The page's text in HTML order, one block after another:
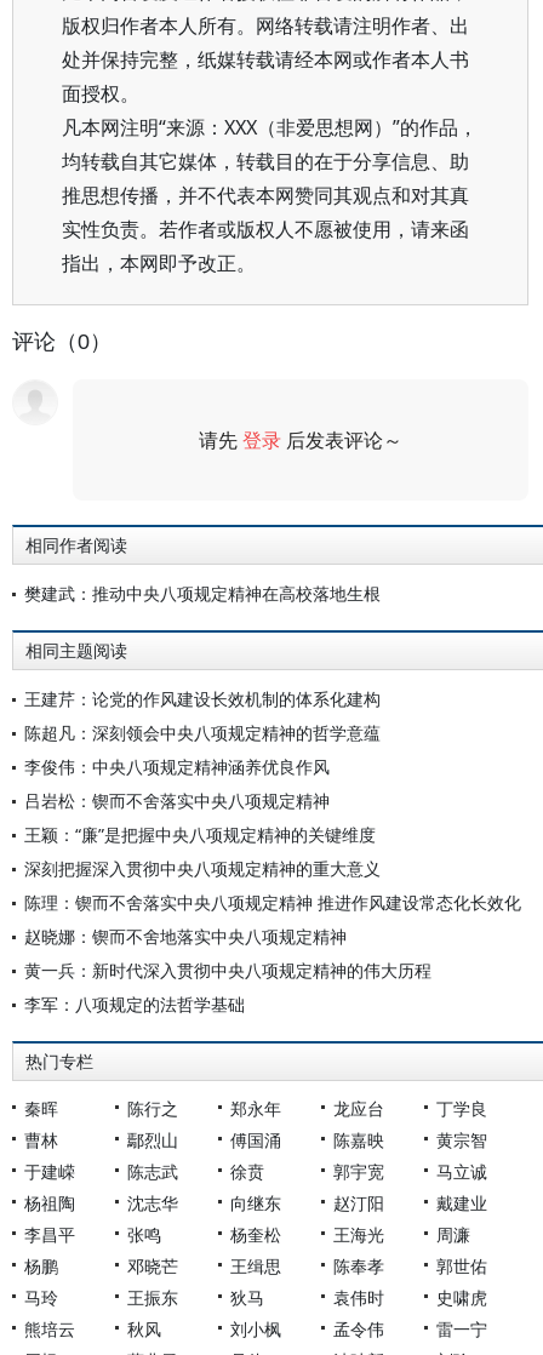
版权归作者本人所有。网络转载请注明作者、出
处并保持完整，纸媒转载请经本网或作者本人书
面授权。
凡本网注明“来源：XXX（非爱思想网）”的作品，
均转载自其它媒体，转载目的在于分享信息、助
推思想传播，并不代表本网赞同其观点和对其真
实性负责。若作者或版权人不愿被使用，请来函
指出，本网即予改正。
评论（0）
请先登录 后发表评论～
相同作者阅读
樊建武：推动中央八项规定精神在高校落地生根
相同主题阅读
王建芹：论党的作风建设长效机制的体系化建构
陈超凡：深刻领会中央八项规定精神的哲学意蕴
李俊伟：中央八项规定精神涵养优良作风
吕岩松：锲而不舍落实中央八项规定精神
王颖：“廉”是把握中央八项规定精神的关键维度
深刻把握深入贯彻中央八项规定精神的重大意义
陈理：锲而不舍落实中央八项规定精神 推进作风建设常态化长效化
赵晓娜：锲而不舍地落实中央八项规定精神
黄一兵：新时代深入贯彻中央八项规定精神的伟大历程
李军：八项规定的法哲学基础
热门专栏
秦晖 陈行之 郑永年 龙应台
丁学良
曹林
鄢烈山 傅国涌 陈嘉映
黄宗智
于建嵘
陈志武 徐贲 郭宇宽
马立诚
杨祖陶
沈志华 向继东 赵汀阳
戴建业
李昌平
张鸣 杨奎松 王海光
周濂
杨鹏
邓晓芒 王缉思 陈奉孝
郭世佑
马玲
王振东 狄马 袁伟时
史啸虎
熊培云
秋风 刘小枫 孟令伟
雷一宁